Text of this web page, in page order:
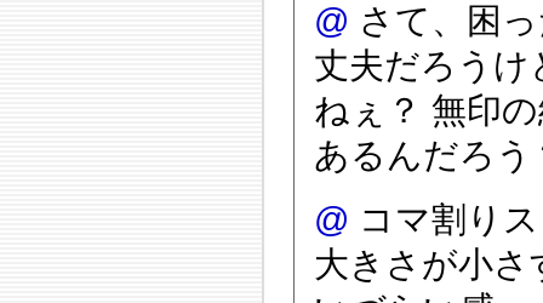
@ さて、困
丈夫だろう
ねぇ？ 無印
あるんだろう
@ コマ割り
大きさが小